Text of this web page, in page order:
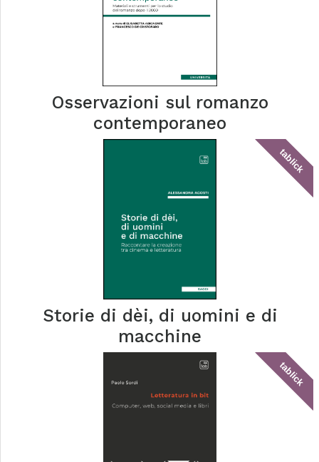
Osservazioni sul romanzo
contemporaneo
tablick
Storie di dèi, di uomini e di
macchine
tablick